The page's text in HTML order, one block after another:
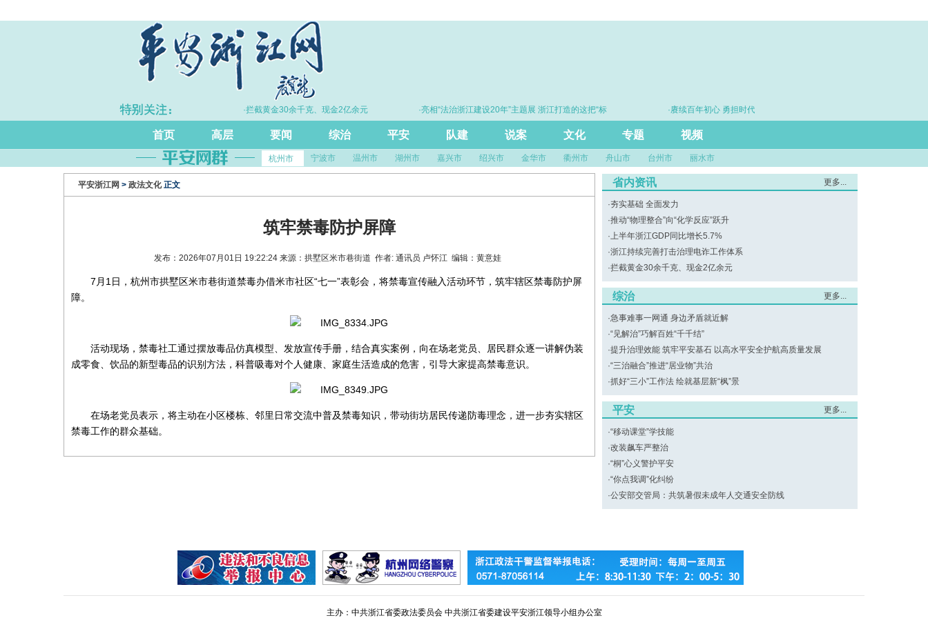
·浙江持续完善打击治理电诈工作体系 ·拦截黄金30余千克、现金2亿余元
·亮相“法治浙江建设20年”主题展 浙江打造的这把“标
·赓续百年初心 勇担时代使命
首页 高层 要闻 综治 平安 队建 说案 文化 专题 视频
杭州市 宁波市 温州市 湖州市 嘉兴市 绍兴市 金华市 衢州市 舟山市 台州市 丽水市
平安浙江网 > 政法文化正文
筑牢禁毒防护屏障
发布：2026年07月01日 19:22:24 来源：拱墅区米市巷街道 作者: 通讯员 卢怀江 编辑：黄意娃
7月1日，杭州市拱墅区米市巷街道禁毒办借米市社区“七一”表彰会，将禁毒宣传融入活动环节，筑牢辖区禁毒防护屏
障。
活动现场，禁毒社工通过摆放毒品仿真模型、发放宣传手册，结合真实案例，向在场老党员、居民群众逐一讲解伪装
成零食、饮品的新型毒品的识别方法，科普吸毒对个人健康、家庭生活造成的危害，引导大家提高禁毒意识。
在场老党员表示，将主动在小区楼栋、邻里日常交流中普及禁毒知识，带动街坊居民传递防毒理念，进一步夯实辖区
禁毒工作的群众基础。
省内资讯 更多...
·夯实基础 全面发力
·推动“物理整合”向“化学反应”跃升
·上半年浙江GDP同比增长5.7%
·浙江持续完善打击治理电诈工作体系
·拦截黄金30余千克、现金2亿余元
综治 更多...
·急事难事一网通 身边矛盾就近解
·“见解治”巧解百姓“千千结”
·提升治理效能 筑牢平安基石 以高水平安全护航高质量发展
·“三治融合”推进“居业物”共治
·抓好“三小”工作法 绘就基层新“枫”景
平安 更多...
·“移动课堂”学技能
·改装飙车严整治
·“桐”心义警护平安
·“你点我调”化纠纷
·公安部交管局：共筑暑假未成年人交通安全防线
主办：中共浙江省委政法委员会 中共浙江省委建设平安浙江领导小组办公室